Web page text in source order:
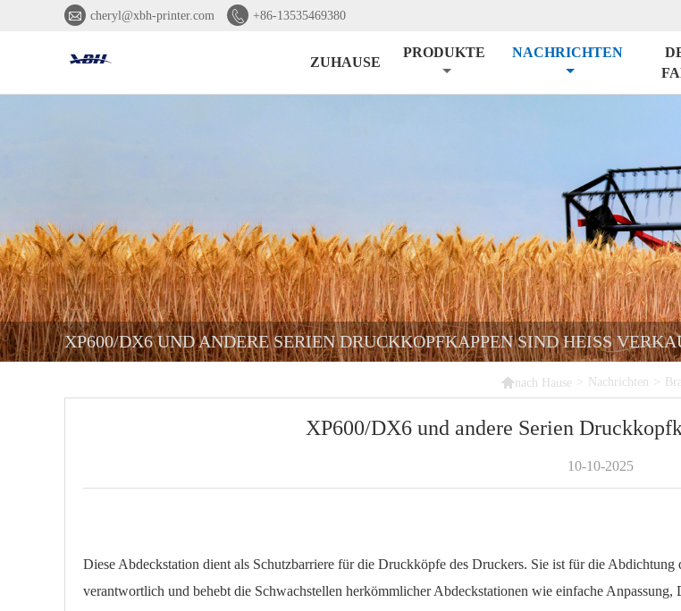
 cheryl@xbh-printer.com  +86-13535469380
ZUHAUSE
PRODUKTE NACHRICHTEN
XP600/DX6 UND ANDERE SERIEN DRUCKKOPFKAPPEN SIND HEISS
nach Hause > Nachrichten >
XP600/DX6 und andere Serien
10-10-2025
Diese Abdeckstation dient als Schutzbarriere für die Druckköpfe des Druckers. Sie ist für die
verantwortlich und behebt die Schwachstellen herkömmlicher Abdeckstationen wie einfache